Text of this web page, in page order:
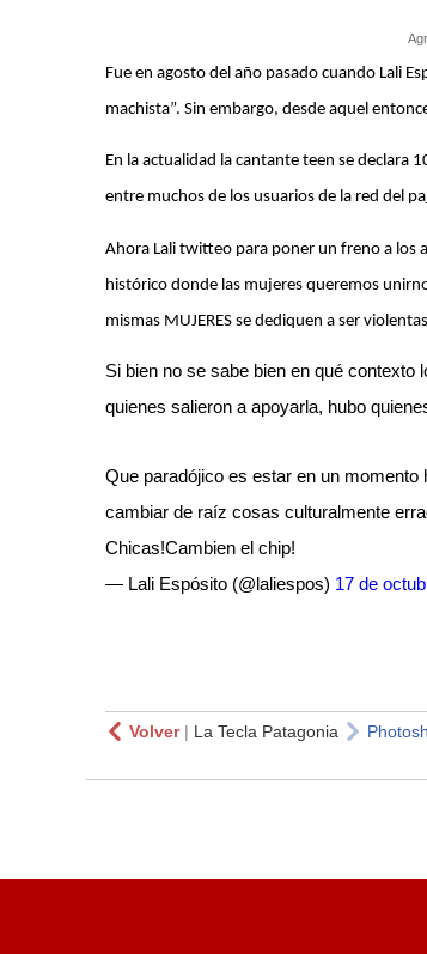
Fue en agosto del año pasado cuando Lali
machista”. Sin embargo, desde aquel
En la actualidad la cantante teen se declara
entre muchos de los usuarios de la red del
Ahora Lali twitteo para poner un freno a los
histórico donde las mujeres queremos
mismas MUJERES se dediquen a ser
Si bien no se sabe bien en qué contexto
quienes salieron a apoyarla, hubo
Que paradójico es estar en un
cambiar de raíz cosas culturalmente
Chicas!Cambien el chip!
— Lali Espósito (@laliespos) 17 de
Volver| La Tecla Patagonia